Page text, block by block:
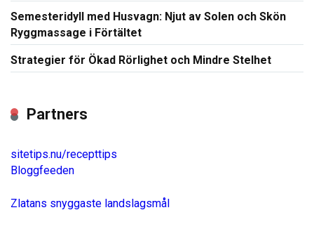
Semesteridyll med Husvagn: Njut av Solen och Skön
Ryggmassage i Förtältet
Strategier för Ökad Rörlighet och Mindre Stelhet
Partners
sitetips.nu/recepttips
Bloggfeeden
Zlatans snyggaste landslagsmål